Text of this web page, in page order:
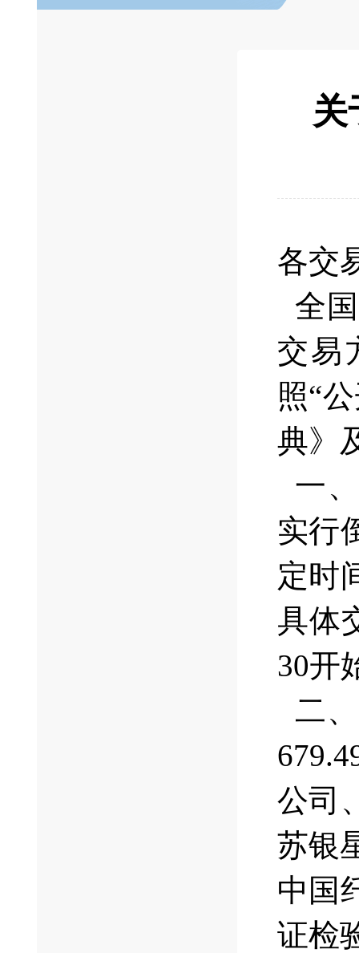
关
各交
全
交易
照“
典》
一
实行
定时
具体
30开
二
公司
苏银
中国
证检